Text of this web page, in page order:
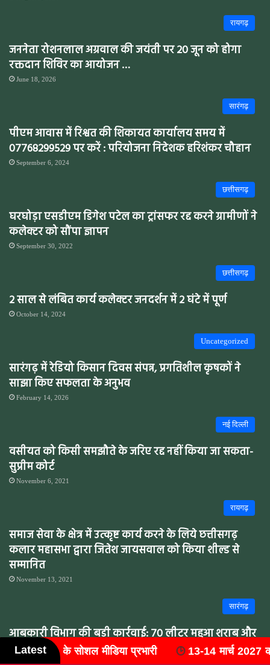
रायगढ़
जननेता रोशनलाल अग्रवाल की जयंती पर 20 जून को होगा
रक्तदान शिविर का आयोजन …
June 18, 2026
सारंगढ़
पीएम आवास में रिश्वत की शिकायत कार्यालय समय में
07768299529 पर करें : परियोजना निदेशक हरिशंकर चौहान
September 6, 2024
छत्तीसगढ़
घरघोड़ा एसडीएम डिगेश पटेल का ट्रांसफर रद्द करने ग्रामीणों ने
कलेक्टर को सौंपा ज्ञापन
September 30, 2022
छत्तीसगढ़
2 साल से लंबित कार्य कलेक्टर जनदर्शन में 2 घंटे में पूर्ण
October 14, 2024
Uncategorized
सारंगढ़ में रेडियो किसान दिवस संपन्न, प्रगतिशील कृषकों ने
साझा किए सफलता के अनुभव
February 14, 2026
नई दिल्ली
वसीयत को किसी समझौते के जरिए रद्द नहीं किया जा सकता-
सुप्रीम कोर्ट
November 6, 2021
रायगढ़
समाज सेवा के क्षेत्र में उत्कृष्ट कार्य करने के लिये छत्तीसगढ़
कलार महासभा द्वारा जितेश जायसवाल को किया शील्ड से
सम्मानित
November 13, 2021
सारंगढ़
आबकारी विभाग की बड़ी कार्रवाई: 70 लीटर महुआ शराब और
2350 किलो लाहन जप्त
September 13, 2024
Latest
मार्च 2027 को आयोजित होगा 'राष्ट्रीय वैष्णव संयुक्त महासम्मेलन